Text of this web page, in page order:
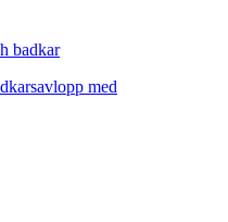
badkar
med